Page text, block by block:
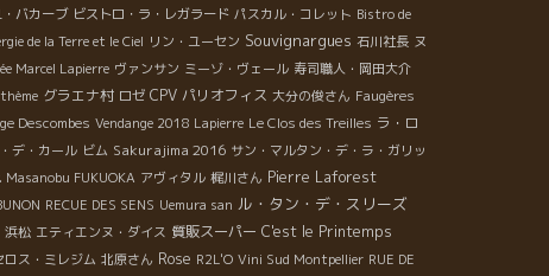
バカーブ ビストロ・ラ・レガラード パスカル・コレット Bistro de
de la Terre et le Ciel リン・ユーセン Souvignargues 石川社長 ヌ
Marcel Lapierre ヴァンサン ミーゾ・ヴェール 寿司職人・岡田大介
グラエナ村 ロゼ CPV パリオフィス 大分の俊さん Faugères
Descombes Vendange 2018 Lapierre Le Clos des Treilles ラ・ロ
デ・カール ビム Sakurajima 2016 サン・マルタン・デ・ラ・ガリッ
Masanobu FUKUOKA アヴィタル 梶川さん Pierre Laforest
RECUE DES SENS Uemura san ル・タン・デ・スリーズ
浜松 エティエンヌ・ダイス 質販スーパー C'est le Printemps
ロス・ミレジム 北原さん Rose R2L'O Vini Sud Montpellier RUE DE